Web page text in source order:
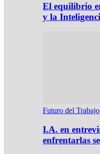
El equilibrio
y la
Futuro del Trabajo
I.A. en
enfrentarlas